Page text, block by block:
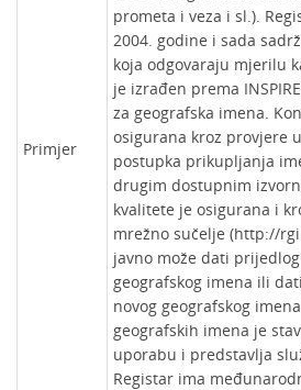
Primjer
prometa i veza i sl.).
2004. godine i sada
koja odgovaraju mjerilu
je izrađen prema
za geografska imena.
osigurana kroz provjere
postupka prikupljanja
drugim dostupnim
kvalitete je osigurana i
mrežno sučelje (http://
javno može dati
geografskog imena ili
novog geografskog
geografskih imena je
uporabu i predstavlja
Registar ima